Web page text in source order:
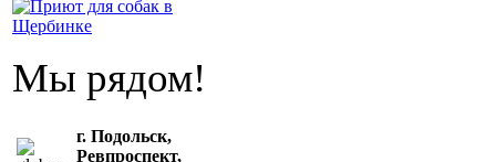
Мы рядом!
г. Подольск,
Ревпроспект,